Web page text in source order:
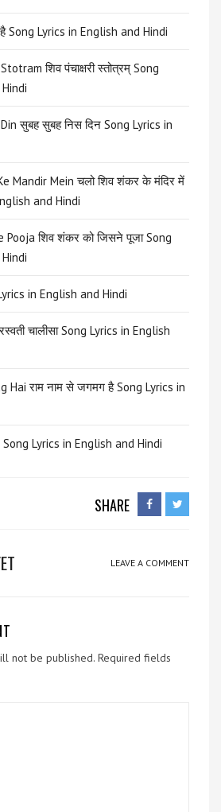
Song Lyrics in English and Hindi
शिव पंचाक्षरी स्तोत्रम् Song
सुबह सुबह निस दिन Song Lyrics in
Mandir Mein चलो शिव शंकर के मंदिर में
and Hindi
Pooja शिव शंकर को जिसने पूजा Song
in English and Hindi
चालीसा Song Lyrics in English
Hai राम नाम से जगमग है Song Lyrics in
Song Lyrics in English and Hindi
SHARE
LEAVE A COMMENT
not be published. Required fields